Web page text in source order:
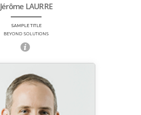
Jérôme LAURRE
SAMPLE TITLE
BEYOND SOLUTIONS